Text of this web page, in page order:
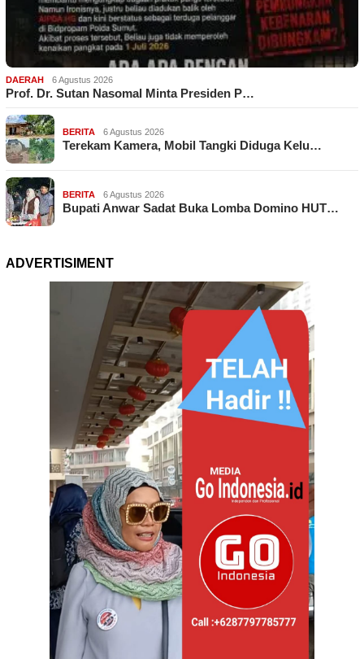
DAERAH 6 Agustus 2026
Prof. Dr. Sutan Nasomal Minta Presiden P…
BERITA 6 Agustus 2026
Terekam Kamera, Mobil Tangki Diduga Kelu…
BERITA 6 Agustus 2026
Bupati Anwar Sadat Buka Lomba Domino HUT…
ADVERTISIMENT